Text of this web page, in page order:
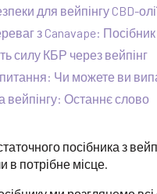
для вейпінгу CBD-
з Canavape: Посібник
силу КБР через вейпінг
Чи можете ви
вейпінгу: Останнє слово
посібника з
в потрібне місце.